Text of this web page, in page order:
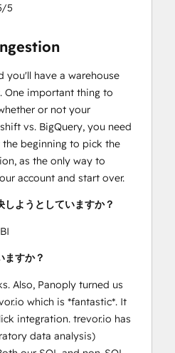
5
you'll have a warehouse
One important thing to
or not your
vs. BigQuery, you need
beginning to pick the
as the only way to
account and start over.
しようとしていますか？
ますか？
Also, Panoply turned us
which is *fantastic*. It
integration. trevor.io has
data analysis)